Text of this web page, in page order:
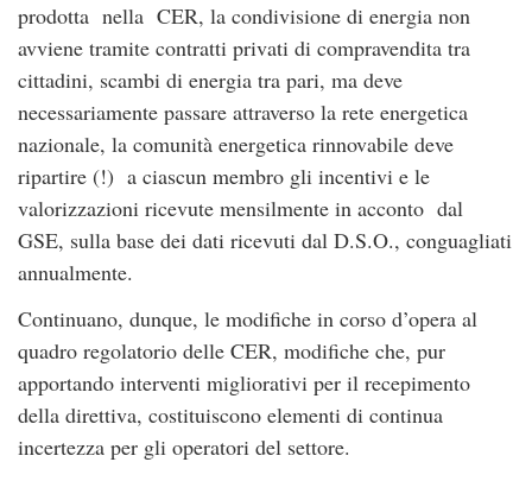
prodotta nella CER, la condivisione di energia non
avviene tramite contratti privati di compravendita tra
cittadini, scambi di energia tra pari, ma deve
necessariamente passare attraverso la rete energetica
nazionale, la comunità energetica rinnovabile deve
ripartire (!) a ciascun membro gli incentivi e le
valorizzazioni ricevute mensilmente in acconto dal
GSE, sulla base dei dati ricevuti dal D.S.O., conguagliati
annualmente.
Continuano, dunque, le modifiche in corso d’opera al
quadro regolatorio delle CER, modifiche che, pur
apportando interventi migliorativi per il recepimento
della direttiva, costituiscono elementi di continua
incertezza per gli operatori del settore.